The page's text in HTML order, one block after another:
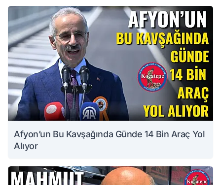
Afyon’un Bu Kavşağında Günde 14 Bin Araç Yol
Alıyor